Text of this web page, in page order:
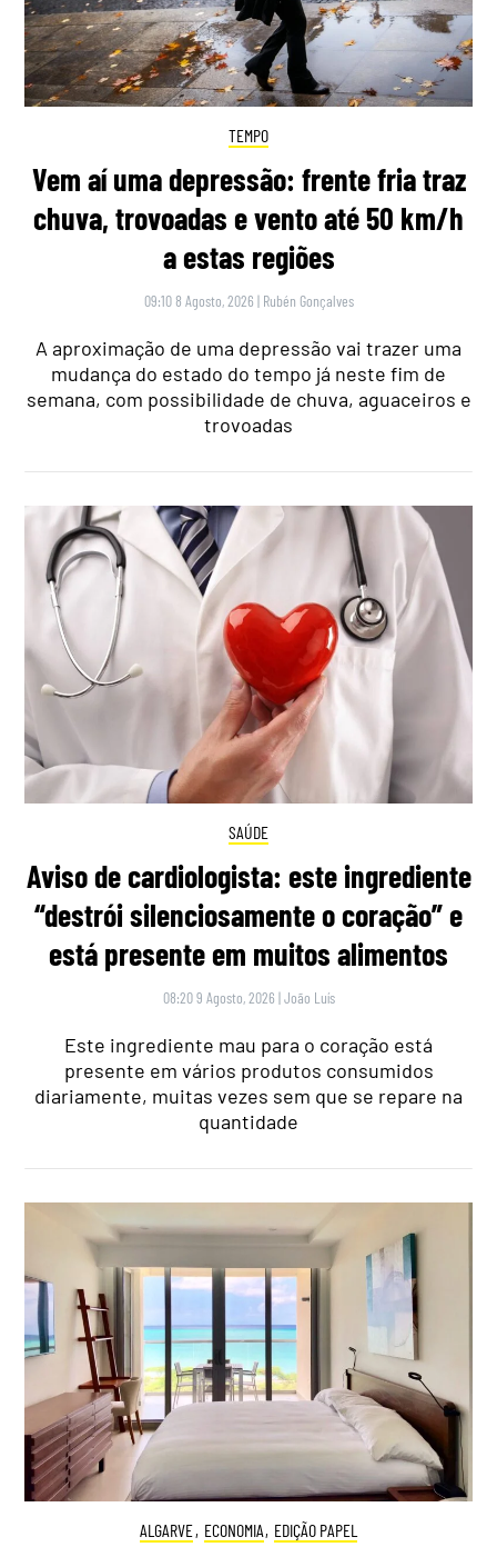
TEMPO
Vem aí uma depressão: frente fria traz
chuva, trovoadas e vento até 50 km/h
a estas regiões
09:10 8 Agosto, 2026 | Rubén Gonçalves
A aproximação de uma depressão vai trazer uma
mudança do estado do tempo já neste fim de
semana, com possibilidade de chuva, aguaceiros e
trovoadas
SAÚDE
Aviso de cardiologista: este ingrediente
“destrói silenciosamente o coração” e
está presente em muitos alimentos
08:20 9 Agosto, 2026 |João Luís
Este ingrediente mau para o coração está
presente em vários produtos consumidos
diariamente, muitas vezes sem que se repare na
quantidade
ALGARVE, ECONOMIA, EDIÇÃO PAPEL